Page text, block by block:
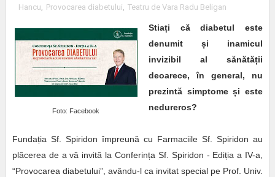
Hancu, Provocarea diabetului, Teatru de Vara Radu Beligan
Foto: Facebook
Stiați că diabetul este
denumit și inamicul
invizibil al sănătății
deoarece, în general, nu
prezintă simptome și este
nedureros?
Fundația Sf. Spiridon împreună cu Farmaciile Sf. Spiridon au
plăcerea de a vă invită la Conferința Sf. Spiridon - Ediția a IV-a,
“Provocarea diabetului”, avându-l ca invitat special pe Prof. Univ.